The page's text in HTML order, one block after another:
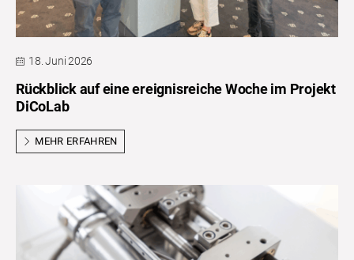
18. Juni 2026
Rückblick auf eine ereignisreiche Woche im Projekt
DiCoLab
MEHR ERFAHREN